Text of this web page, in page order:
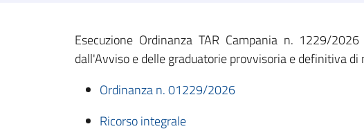
Esecuzione Ordinanza TAR Campania n. 1229/
dall'Avviso e delle graduatorie provvisoria e definitiva di
Ordinanza n. 01229/2026
Ricorso integrale